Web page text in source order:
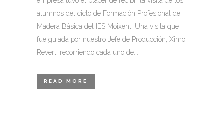
alumnos del ciclo de Formación Profesional de
Madera Básica del IES Moixent. Una visita que
fue guiada por nuestro Jefe de Producción, Ximo
Revert; recorriendo cada uno de...
READ MORE